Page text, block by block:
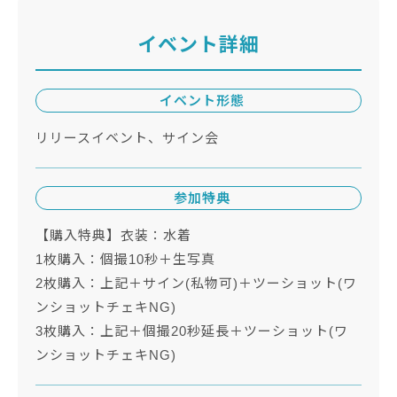
イベント詳細
イベント形態
リリースイベント、サイン会
参加特典
【購入特典】衣装：水着
1枚購入：個撮10秒＋生写真
2枚購入：上記＋サイン(私物可)＋ツーショット(ワ
ンショットチェキNG)
3枚購入：上記＋個撮20秒延長＋ツーショット(ワ
ンショットチェキNG)